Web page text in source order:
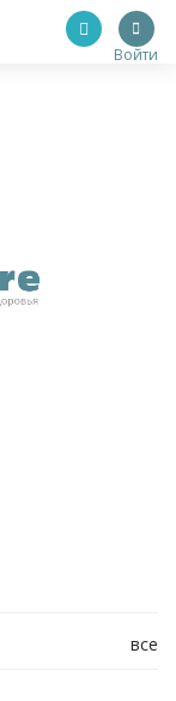
Войти
все